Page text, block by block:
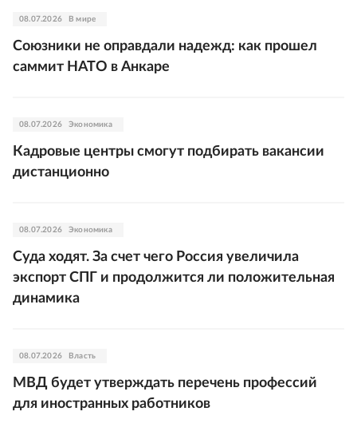
08.07.2026 В мире
Союзники не оправдали надежд: как прошел
саммит НАТО в Анкаре
08.07.2026 Экономика
Кадровые центры смогут подбирать вакансии
дистанционно
08.07.2026 Экономика
Суда ходят. За счет чего Россия увеличила
экспорт СПГ и продолжится ли положительная
динамика
08.07.2026 Власть
МВД будет утверждать перечень профессий
для иностранных работников